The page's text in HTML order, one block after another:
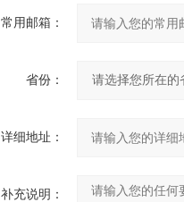
常用邮箱：
省份：
详细地址：
补充说明：